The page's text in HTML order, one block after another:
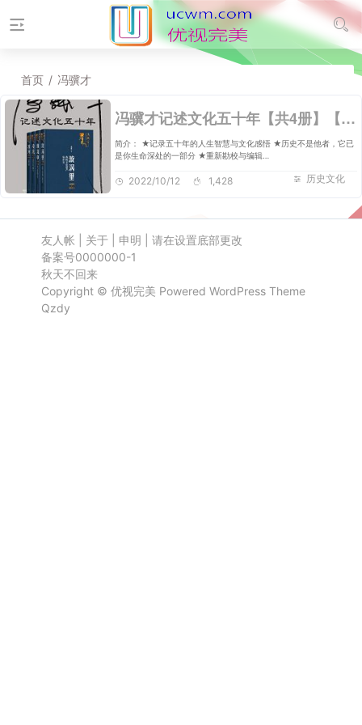
首页 / 冯骥才
冯骥才记述文化五十年【共4册】【epub格式】【24.3MB】【编号：856209】
简介： ★记录五十年的人生智慧与文化感悟 ★历史不是他者，它已
是你生命深处的一部分 ★重新勘校与编辑…
历史文化
2022/10/12 1,428
友人帐 关于| 申明
请在设置底部更改
备案号0000000-1
秋天不回来
Copyright © 优视完美 Powered WordPressTheme
Qzdy